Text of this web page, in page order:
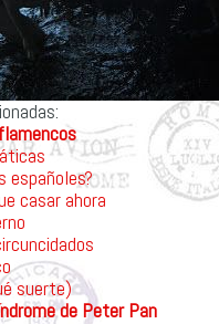
españoles?
casar ahora
suerte)
de Peter Pan